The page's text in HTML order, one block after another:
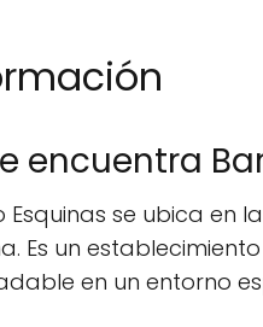
encuentra
Esquinas se ubica en
Es un
en un entorno